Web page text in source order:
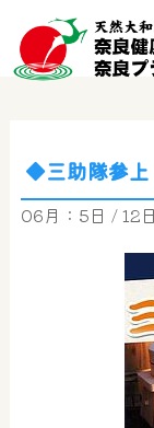
◆三助隊参上
06月：5日 / 12AI
オン
奈
ご